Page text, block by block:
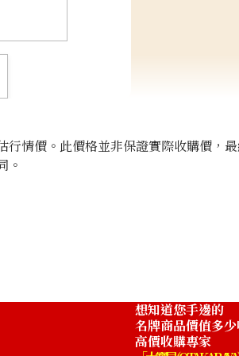
情價。此價格並非保證實際收購價，
。
想知道您手邊的
名牌商品價值多
高價收購專家